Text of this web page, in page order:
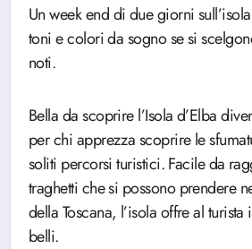
Un week end di due giorni
toni e colori da sogno se si
noti.
Bella da scoprire l’Isola d’Elba
per chi apprezza scoprire le
soliti percorsi turistici. Facile da
traghetti che si possono prendere
della Toscana, l’isola offre al
belli.